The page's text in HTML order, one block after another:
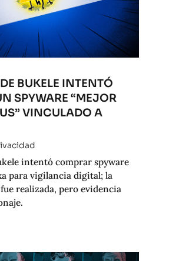
BUKELE INTENTÓ
SPYWARE “MEJOR
VINCULADO A
intentó comprar spyware
para vigilancia digital; la
realizada, pero evidencia